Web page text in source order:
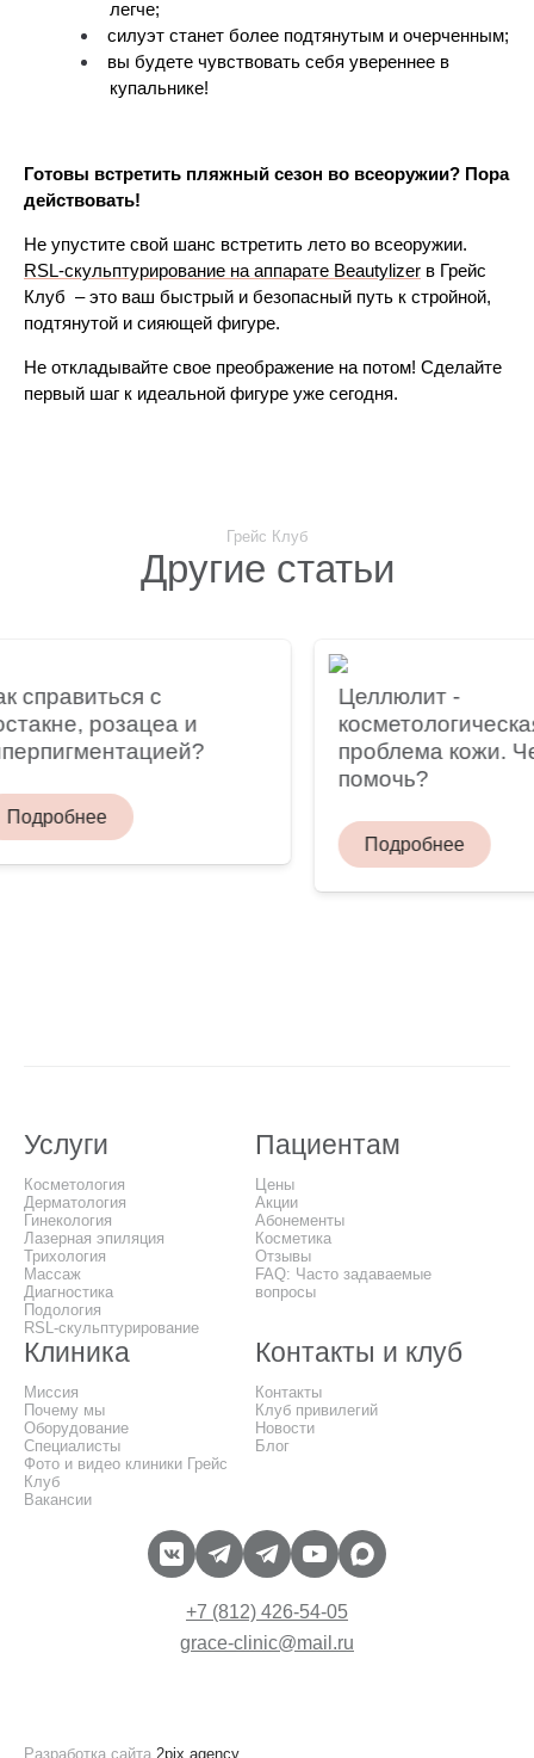
легче;
силуэт станет более подтянутым и очерченным;
вы будете чувствовать себя увереннее в
купальнике!
Готовы встретить пляжный сезон во всеоружии? Пора
действовать!
RSL-скульптурирование на аппарате Beautylizer в Грейс
Клуб  – это ваш быстрый и безопасный путь к стройной,
подтянутой и сияющей фигуре.
Не откладывайте свое преображение на потом! Сделайте
первый шаг к идеальной фигуре уже сегодня.
Грейс Клуб
Другие статьи
с
розацеа и
Целлюлит -
косметологическая
проблема кожи. Чем
помочь?
Подробнее
Услуги
Косметология
Дерматология
Гинекология
Лазерная эпиляция
Трихология
Массаж
Диагностика
Подология
RSL-скульптурирование
Пациентам
Цены
Акции
Абонементы
Косметика
Отзывы
FAQ: Часто задаваемые
вопросы
Клиника
Миссия
Почему мы
Оборудование
Специалисты
Фото и видео клиники Грейс
Клуб
Вакансии
Контакты и клуб
Контакты
Клуб привилегий
Новости
Блог
+7 (812) 426-54-05
grace-clinic@mail.ru
Разработка сайта 2pix.agency